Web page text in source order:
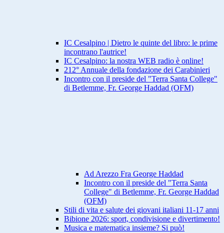
IC Cesalpino | Dietro le quinte del libro: le prime
incontrano l'autrice!
IC Cesalpino: la nostra WEB radio è online!
212° Annuale della fondazione dei Carabinieri
Incontro con il preside del "Terra Santa College"
di Betlemme, Fr. George Haddad (OFM)
Ad Arezzo Fra George Haddad
Incontro con il preside del "Terra Santa
College" di Betlemme, Fr. George Haddad
(OFM)
Stili di vita e salute dei giovani italiani 11-17 anni
Bibione 2026: sport, condivisione e divertimento!
Musica e matematica insieme? Si può!